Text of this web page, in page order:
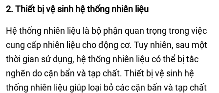
2. Thiết bị vệ sinh hệ thống nhiên liệu
Hệ thống nhiên liệu là bộ phận quan trọng trong việc
cung cấp nhiên liệu cho động cơ. Tuy nhiên, sau một
thời gian sử dụng, hệ thống nhiên liệu có thể bị tắc
nghẽn do cặn bẩn và tạp chất. Thiết bị vệ sinh hệ
thống nhiên liệu giúp loại bỏ các cặn bẩn và tạp chất